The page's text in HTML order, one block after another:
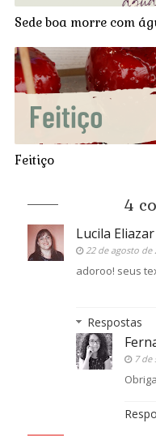
Sede boa morre com
Feitiço
4
Lucila
22 de agosto de
adoroo! seus
Respostas
7 de